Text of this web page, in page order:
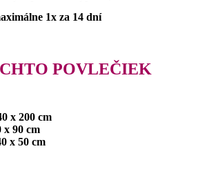
1x za 14 dní
POVLEČIEK
x 200 cm
x 90 cm
x 50 cm